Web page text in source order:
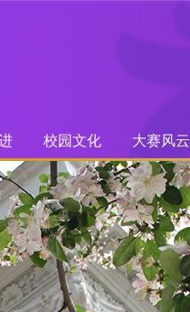
校园文化 大赛风云